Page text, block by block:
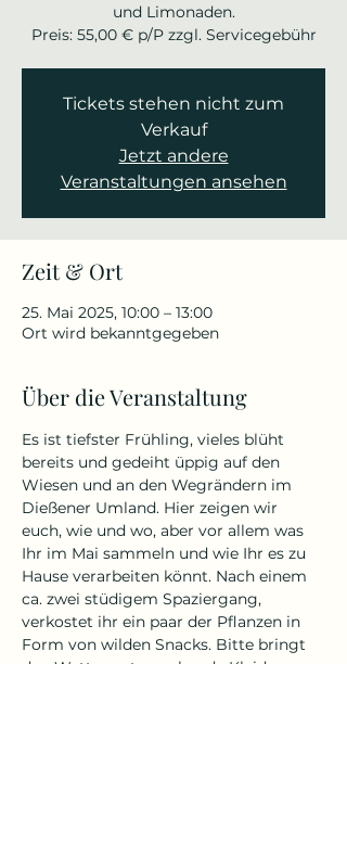
und Limonaden.
Preis: 55,00 € p/P zzgl. Servicegebühr
Tickets stehen nicht zum
Verkauf
Jetzt andere
Veranstaltungen ansehen
Zeit & Ort
25. Mai 2025, 10:00 – 13:00
Ort wird bekanntgegeben
Über die Veranstaltung
Es ist tiefster Frühling, vieles blüht
bereits und gedeiht üppig auf den
Wiesen und an den Wegrändern im
Dießener Umland. Hier zeigen wir
euch, wie und wo, aber vor allem was
Ihr im Mai sammeln und wie Ihr es zu
Hause verarbeiten könnt. Nach einem
ca. zwei stüdigem Spaziergang,
verkostet ihr ein paar der Pflanzen in
Form von wilden Snacks. Bitte bringt
den Wetter entsprechende Kleidung